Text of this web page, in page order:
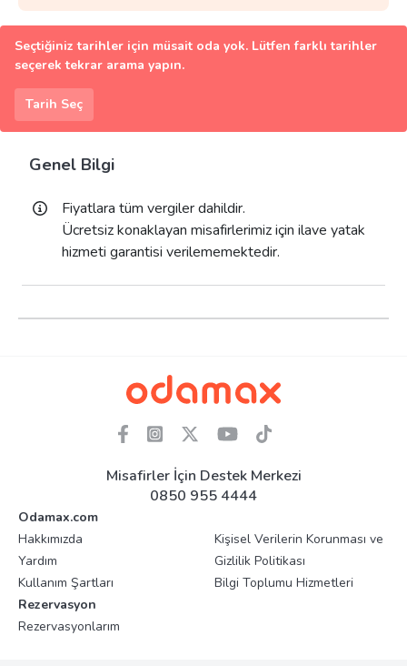
Seçtiğiniz tarihler için müsait oda yok. Lütfen farklı tarihler
seçerek tekrar arama yapın.
Tarih Seç
Genel Bilgi
Fiyatlara tüm vergiler dahildir.
Ücretsiz konaklayan misafirlerimiz için ilave yatak
hizmeti garantisi verilememektedir.
Misafirler İçin Destek Merkezi
0850 955 4444
Odamax.com
Hakkımızda
Yardım
Kullanım Şartları
Kişisel Verilerin Korunması ve
Gizlilik Politikası
Bilgi Toplumu Hizmetleri
Rezervasyon
Rezervasyonlarım